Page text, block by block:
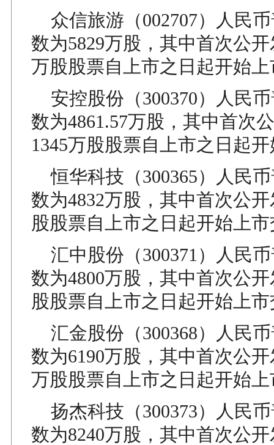
众信旅游（002707）人民
数为5829万股，其中首次公开
万股股票自上市之日起开始
安控股份（300370）人民
数为4861.57万股，其中首次
1345万股股票自上市之日起
恒华科技（300365）人民
数为4832万股，其中首次公
股股票自上市之日起开始上
汇中股份（300371）人民
数为4800万股，其中首次公
股股票自上市之日起开始上
汇金股份（300368）人民
数为6190万股，其中首次公开
万股股票自上市之日起开始
扬杰科技（300373）人民
数为8240万股，其中首次公